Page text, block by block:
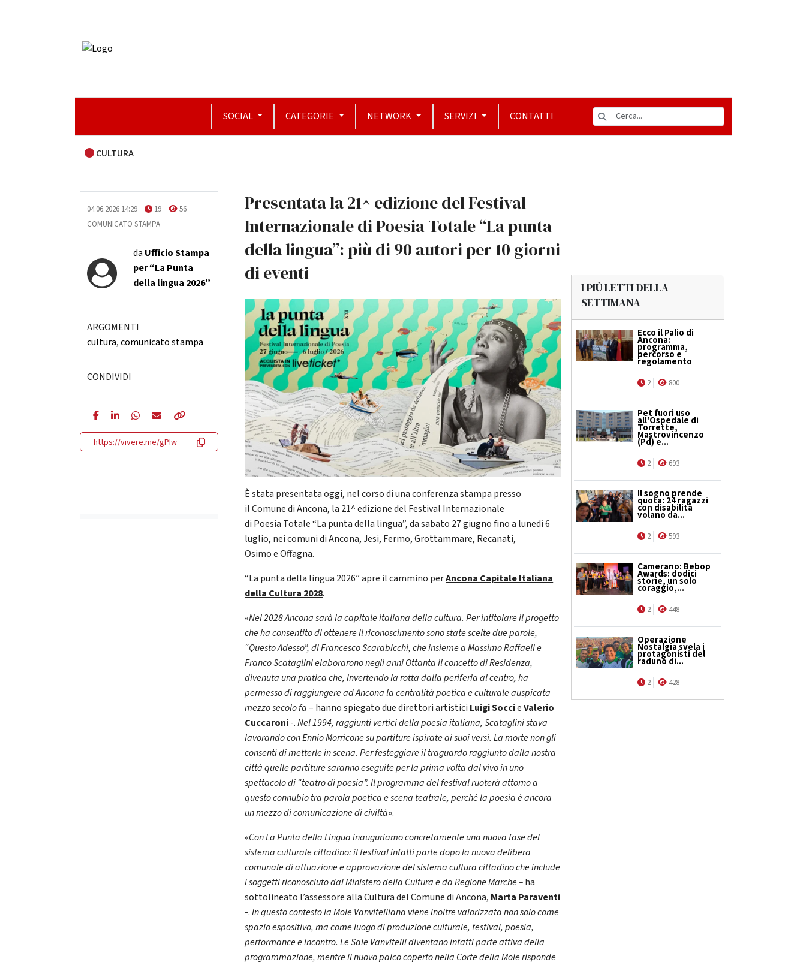
SOCIAL CATEGORIE NETWORK SERVIZI CONTATTI
CULTURA
04.06.2026 14:29 19
56
COMUNICATO STAMPA
da Ufficio Stampa
per “La Punta
della lingua 2026”
ARGOMENTI
cultura,comunicato stampa
CONDIVIDI
https://vivere.me/gPIw
Presentata la 21^ edizione del Festival
Internazionale di Poesia Totale “La punta
della lingua”: più di 90 autori per 10 giorni
di eventi
È stata presentata oggi, nel corso di una conferenza stampa presso
il Comune di Ancona, la 21^ edizione del Festival Internazionale
di Poesia Totale “La punta della lingua”, da sabato 27 giugno fino a lunedì 6
luglio, nei comuni di Ancona, Jesi, Fermo, Grottammare, Recanati,
Osimo e Offagna.
“La punta della lingua 2026” apre il cammino perAncona Capitale Italiana
della Cultura 2028.
«Nel 2028 Ancona sarà la capitale italiana della cultura. Per intitolare il progetto
che ha consentito di ottenere il riconoscimento sono state scelte due parole,
“Questo Adesso”, di Francesco Scarabicchi, che insieme a Massimo Raffaeli e
Franco Scataglini elaborarono negli anni Ottanta il concetto di Residenza,
divenuta una pratica che, invertendo la rotta dalla periferia al centro, ha
permesso di raggiungere ad Ancona la centralità poetica e culturale auspicata
mezzo secolo fa– hanno spiegato due direttori artistici Luigi SoccieValerio
Cuccaroni-.Nel 1994, raggiunti vertici della poesia italiana, Scataglini stava
lavorando con Ennio Morricone su partiture ispirate ai suoi versi. La morte non gli
consentì di metterle in scena. Per festeggiare il traguardo raggiunto dalla nostra
città quelle partiture saranno eseguite per la prima volta dal vivo in uno
spettacolo di “teatro di poesia”. Il programma del festival ruoterà attorno a
questo connubio tra parola poetica e scena teatrale, perché la poesia è ancora
un mezzo di comunicazione di civiltà».
«Con La Punta della Lingua inauguriamo concretamente una nuova fase del
sistema culturale cittadino: il festival infatti parte dopo la nuova delibera
comunale di attuazione e approvazione del sistema cultura cittadino che include
i soggetti riconosciuto dal Ministero della Cultura e da Regione Marche –ha
sottolineato l’assessore alla Cultura del Comune di Ancona, Marta Paraventi
-.In questo contesto la Mole Vanvitelliana viene inoltre valorizzata non solo come
spazio espositivo, ma come luogo di produzione culturale, festival, poesia,
performance e incontro. Le Sale Vanvitelli diventano infatti parte attiva della
programmazione, mentre il nuovo palco coperto nella Corte della Mole risponde
I PIÙ LETTI DELLA
SETTIMANA
Ecco il Palio di
Ancona:
programma,
percorso e
regolamento
2 800
Pet fuori uso
all'Ospedale di
Torrette,
Mastrovincenzo
(Pd) e...
2 693
Il sogno prende
quota: 24 ragazzi
con disabilità
volano da...
2 593
Camerano: Bebop
Awards: dodici
storie, un solo
coraggio,...
2 448
Operazione
Nostalgia svela i
protagonisti del
raduno di...
2 428